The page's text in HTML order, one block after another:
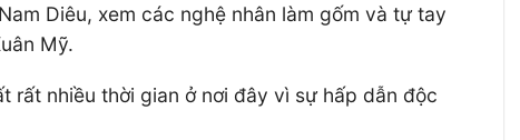
Diêu, xem các nghệ nhân làm gốm và tự tay
Mỹ.
rất nhiều thời gian ở nơi đây vì sự hấp dẫn độc